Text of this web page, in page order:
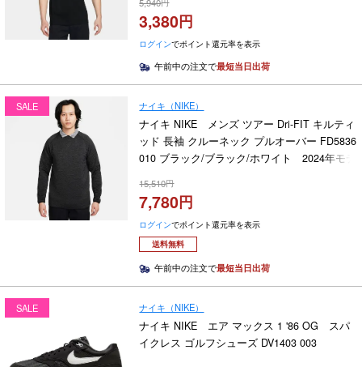
3,380
ログインでポイント還元率を表示
午前中の注文で最短当日出荷
SALE ナイキ（NIKE）
ナイキ NIKE メンズ ツアー Dri-FIT キルティ
ッド 長袖 クルーネック プルオーバー FD5836
010 ブラック/ブラック/ホワイト 2024年モデ
15,510
7,780
ログインでポイント還元率を表示
送料無料
午前中の注文で最短当日出荷
SALE ナイキ（NIKE）
ナイキ NIKE エア マックス 1 '86 OG スパ
イクレス ゴルフシューズ DV1403 003